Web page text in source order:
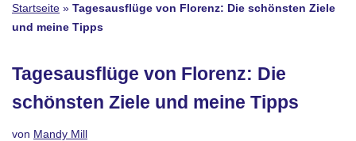
Startseite » Tagesausflüge von Florenz: Die schönsten Ziele
und meine Tipps
Tagesausflüge von Florenz: Die
schönsten Ziele und meine Tipps
von Mandy Mill